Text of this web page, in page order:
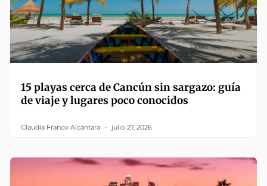
15 playas cerca de Cancún sin sargazo: guía
de viaje y lugares poco conocidos
Claudia Franco Alcántara julio 27, 2026